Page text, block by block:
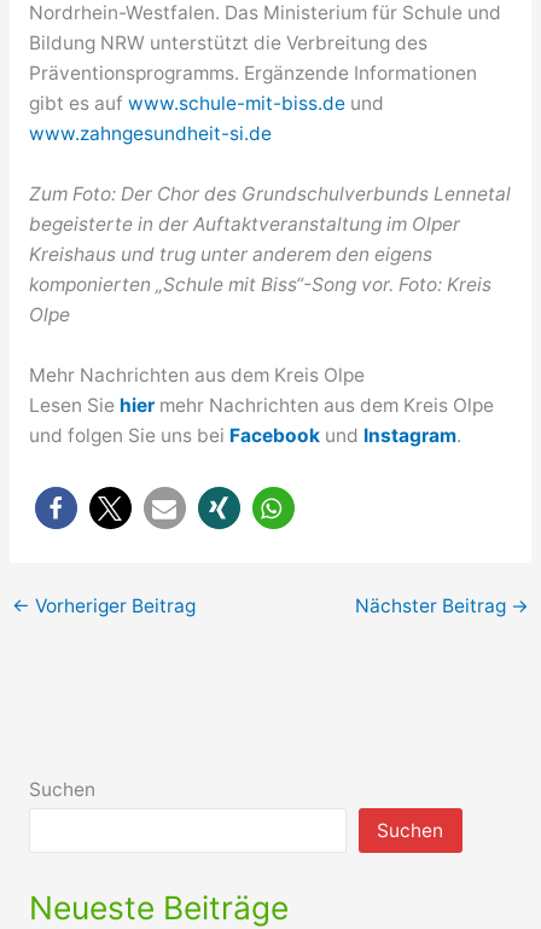
Nordrhein-Westfalen. Das Ministerium für Schule und
Bildung NRW unterstützt die Verbreitung des
Präventionsprogramms. Ergänzende Informationen
gibt es auf www.schule-mit-biss.deund
www.zahngesundheit-si.de
Zum Foto: Der Chor des Grundschulverbunds Lennetal
begeisterte in der Auftaktveranstaltung im Olper
Kreishaus und trug unter anderem den eigens
komponierten „Schule mit Biss“-Song vor. Foto: Kreis
Olpe
Mehr Nachrichten aus dem Kreis Olpe
Lesen Sie hiermehr Nachrichten aus dem Kreis Olpe
und folgen Sie uns bei Facebookund Instagram.
← Vorheriger Beitrag Nächster Beitrag →
Suchen
Suchen
Neueste Beiträge